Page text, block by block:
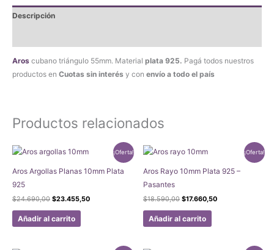
Descripción
Aros cubano triángulo 55mm. Material plata 925. Pagá todos nuestros
productos en Cuotas sin interés y con envío a todo el país
Productos relacionados
¡Oferta!
Aros Argollas Planas 10mm Plata
925
$24.690,00 El
original
era:
$23.455,50El
Añadir al carrito
¡Oferta!
Aros Rayo 10mm Plata 925 –
Pasantes
$18.590,00 El
original
era:
$17.660,50El
Añadir al carrito